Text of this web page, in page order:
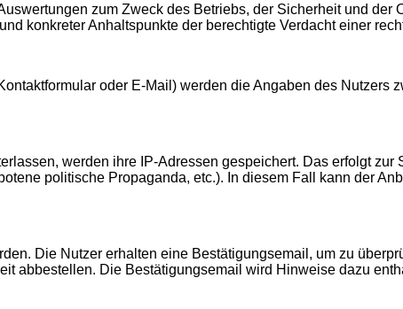
zum Zweck des Betriebs, der Sicherheit und
konkreter Anhaltspunkte der berechtigte Verdacht einer
oder E-Mail) werden die Angaben des Nutzers
werden ihre IP-Adressen gespeichert. Das erfolgt
politische Propaganda, etc.). In diesem Fall kann der
Die Nutzer erhalten eine Bestätigungsemail, um zu
abbestellen. Die Bestätigungsemail wird Hinweise dazu